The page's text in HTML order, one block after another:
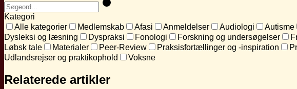
Kategori
Alle kategorier
Medlemskab Afasi Anmeldelser Audiologi Autisme
Dysleksi og læsning
Dyspraksi Fonologi Forskning og undersøgelser
Løbsk tale
Materialer Peer-Review Praksisfortællinger og -inspiration
Udlandsrejser og praktikophold
Voksne
Relaterede artikler